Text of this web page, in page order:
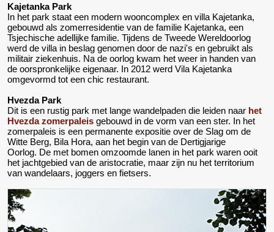
Kajetanka Park
In het park staat een modern wooncomplex en villa Kajetanka,
gebouwd als zomerresidentie van de familie Kajetanka, een
Tsjechische adellijke familie. Tijdens de Tweede Wereldoorlog
werd de villa in beslag genomen door de nazi's en gebruikt als
militair ziekenhuis. Na de oorlog kwam het weer in handen van
de oorspronkelijke eigenaar. In 2012 werd Vila Kajetanka
omgevormd tot een chic restaurant.
Hvezda Park
Dit is een rustig park met lange wandelpaden die leiden naar het
Hvezda zomerpaleis gebouwd in de vorm van een ster. In het
zomerpaleis is een permanente expositie over de Slag om de
Witte Berg, Bila Hora, aan het begin van de Dertigjarige
Oorlog. De met bomen omzoomde lanen in het park waren ooit
het jachtgebied van de aristocratie, maar zijn nu het territorium
van wandelaars, joggers en fietsers.